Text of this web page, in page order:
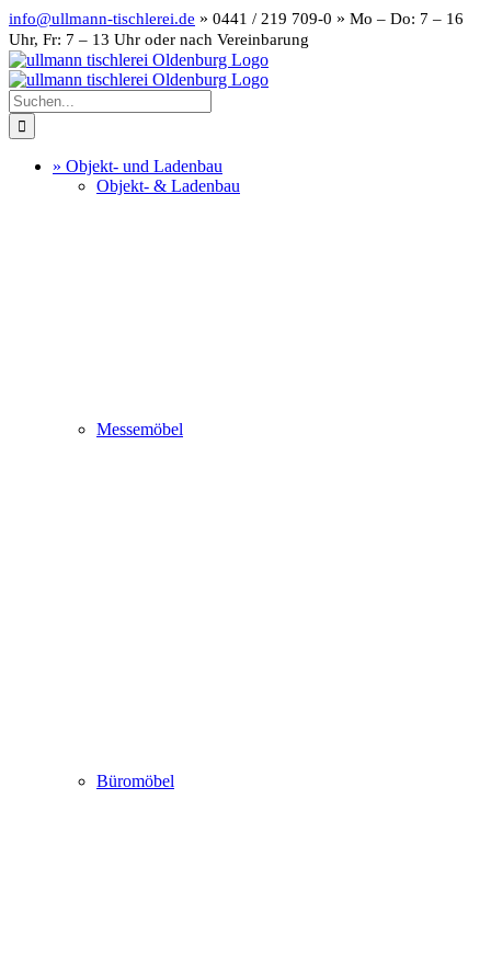
Zum
Inhalt
springen
info@ullmann-tischlerei.de » 0441 / 219 709-0 » Mo – Do: 7 – 16
Uhr, Fr: 7 – 13 Uhr oder nach Vereinbarung
Instagram
LinkedIn
Suche
nach:
» Objekt- und Ladenbau
Objekt- & Ladenbau
Messemöbel
Büromöbel